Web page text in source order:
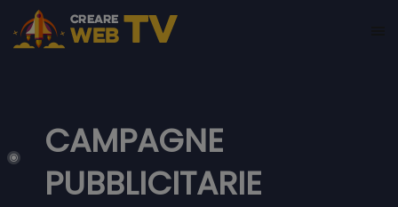
CAMPAGNE
PUBBLICITARIE